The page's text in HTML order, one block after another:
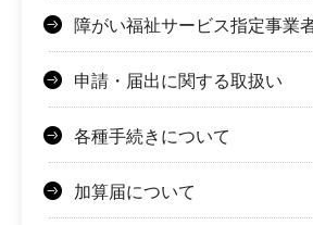
障がい福祉サービス指定事業
申請・届出に関する取扱い
各種手続きについて
加算届について